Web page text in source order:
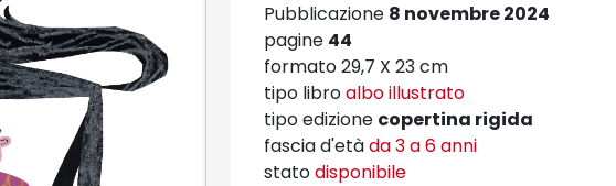
Pubblicazione 8 novembre 2024
pagine 44
formato 29,7 X 23 cm
tipo libroalbo illustrato
tipo edizione copertina rigida
fascia d'etàda 3 a 6 anni
statodisponibile